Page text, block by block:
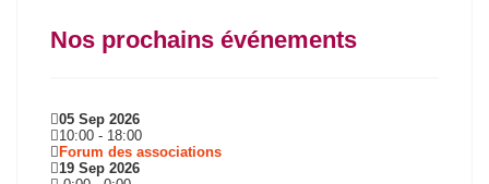
Nos prochains événements
05 Sep 2026
10:00 - 18:00
Forum des associations
19 Sep 2026